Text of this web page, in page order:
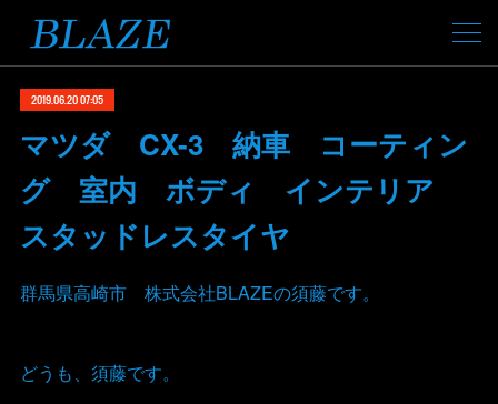
2019.06.20 07:05
マツダ CX-3 納車 コーティン
グ 室内 ボディ インテリア
スタッドレスタイヤ
群馬県高崎市 株式会社BLAZEの須藤です。
どうも、須藤です。